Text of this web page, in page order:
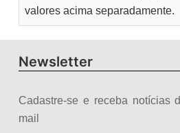
valores acima separadamente.
Newsletter
Cadastre-se e receba notícias
mail